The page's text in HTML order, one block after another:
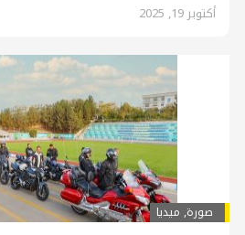
أكتوبر 19, 2025
صورة, ميديا